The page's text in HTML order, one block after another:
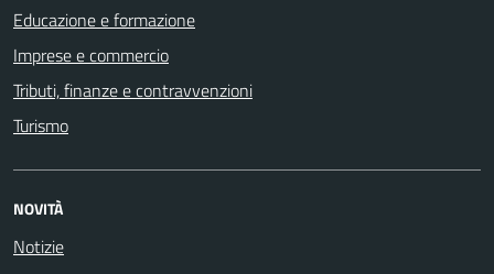
Educazione e formazione
Imprese e commercio
Tributi, finanze e contravvenzioni
Turismo
NOVITÀ
Notizie